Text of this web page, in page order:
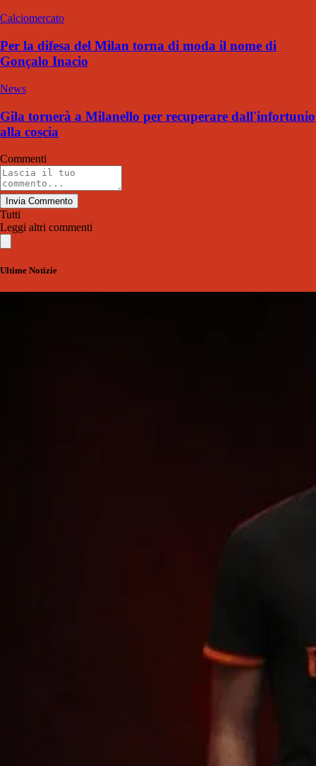
Calciomercato
Per la difesa del Milan torna di moda il nome di
Gonçalo Inacio
News
Gila tornerà a Milanello per recuperare dall'infortunio
alla coscia
Commenti
Invia Commento
Tutti
Leggi altri commenti
Ultime Notizie